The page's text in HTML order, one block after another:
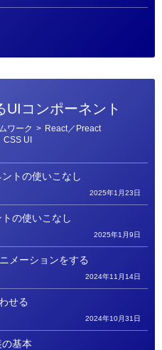
UIコンポーネント
ワーク > React／Preact
CSS UI
トの使いこなし
2025年1月23日
の使いこなし
2025年1月9日
メーションをする
2024年11月14日
せる
2024年10月31日
基本